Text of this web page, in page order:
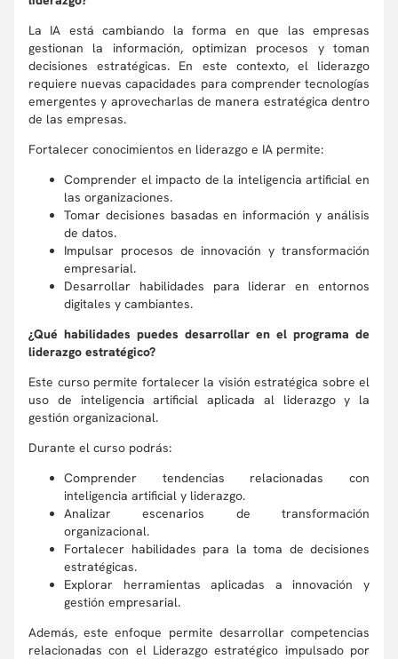
La IA está cambiando la forma en que las empresas
gestionan la información, optimizan procesos y toman
decisiones estratégicas. En este contexto, el liderazgo
requiere nuevas capacidades para comprender tecnologías
emergentes y aprovecharlas de manera estratégica dentro
de las empresas.
Fortalecer conocimientos en liderazgo e IA permite:
Comprender el impacto de la inteligencia artificial en
las organizaciones.
Tomar decisiones basadas en información y análisis
de datos.
Impulsar procesos de innovación y transformación
empresarial.
Desarrollar habilidades para liderar en entornos
digitales y cambiantes.
¿Qué habilidades puedes desarrollar en el programa de
liderazgo estratégico?
Este curso permite fortalecer la visión estratégica sobre el
uso de inteligencia artificial aplicada al liderazgo y la
gestión organizacional.
Durante el curso podrás:
Comprender tendencias relacionadas con
inteligencia artificial y liderazgo.
Analizar escenarios de transformación
organizacional.
Fortalecer habilidades para la toma de decisiones
estratégicas.
Explorar herramientas aplicadas a innovación y
gestión empresarial.
Además, este enfoque permite desarrollar competencias
relacionadas con el Liderazgo estratégico impulsado por